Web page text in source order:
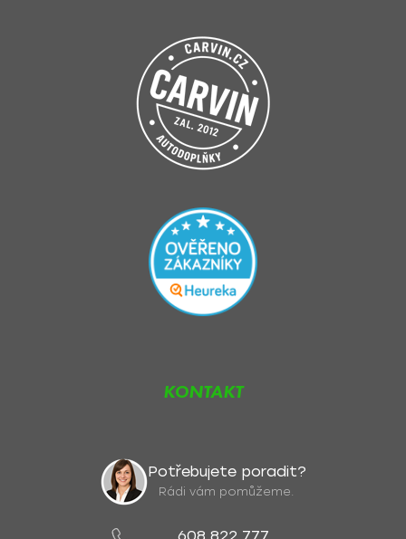
KONTAKT
Potřebujete poradit?
Rádi vám pomůžeme.